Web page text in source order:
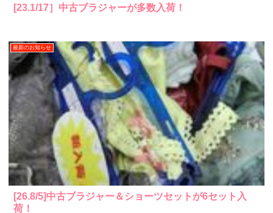
[23.1/17］中古ブラジャーが多数入荷！
最新のお知らせ
[26.8/5]中古ブラジャー＆ショーツセットが6セット入
荷！